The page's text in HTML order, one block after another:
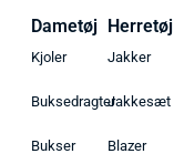
Dametøj
Kjoler
Buksedragter
Bukser
Herretøj
Jakker
Jakkesæt
Blazer